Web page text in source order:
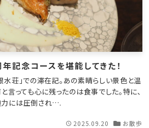
記念コースを堪能してきた！
荘」での滞在記。あの素晴らしい景色と温
言っても心に残ったのは食事でした。特に、
には圧倒され….
2025.09.20 お散歩